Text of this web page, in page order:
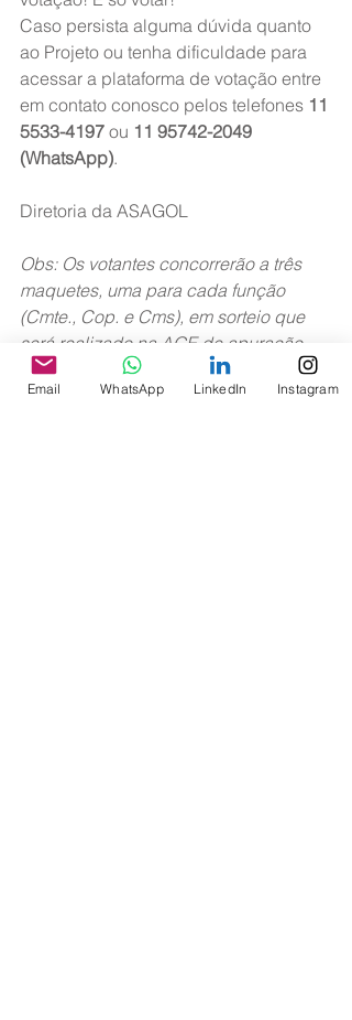
Caso persista alguma dúvida quanto
ao Projeto ou tenha dificuldade para
acessar a plataforma de votação entre
em contato conosco pelos telefones 11
5533-4197 ou 11 95742-2049
(WhatsApp).
Diretoria da ASAGOL
Obs: Os votantes concorrerão a três
maquetes, uma para cada função
(Cmte., Cop. e Cms), em sorteio que
será realizado na AGE de apuração
dos votos no dia 13 de dezembro de
2016.
Email WhatsApp LinkedIn Instagram